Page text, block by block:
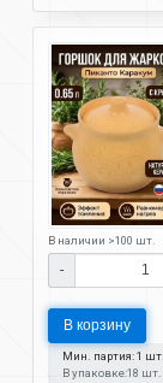
В наличии >100 шт.
-
В корзину
Мин. партия: 1 шт.
В упаковке:18 шт.